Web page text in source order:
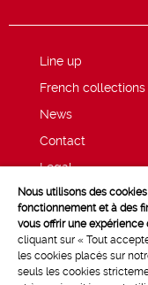
Line up
French collections
News
Contact
Legal
Privacy and
Nous utilisons des
fonctionnement et à des
vous offrir une
cliquant sur « Tout
les cookies placés sur
seuls les cookies